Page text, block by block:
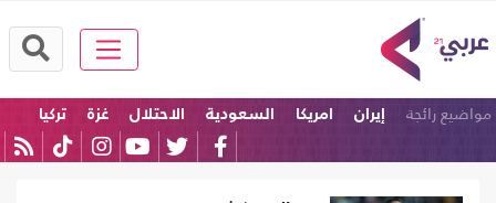
مواضيع رائجة إيران امريكا السعودية الاحتلال غزة تركيا